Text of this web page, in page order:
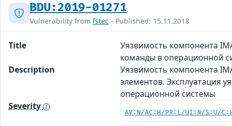
BDU:2019-01271
Vulnerability from fstec - Published: 15.11.2018
Title
Уязвимость компонента
команды в операционной
Description
Уязвимость компонента
элементов. Эксплуатация
операционной системы
Severity
AV:N/AC:H/PR:L/UI:N/S:U/